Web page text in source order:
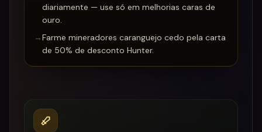
diariamente — use só em melhorias caras de
ouro.
→Farme mineradores caranguejo cedo pela carta
de 50% de desconto Hunter.